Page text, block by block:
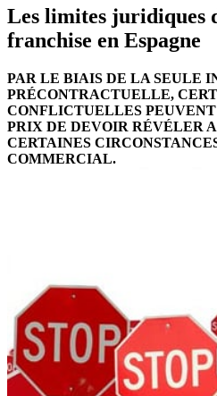
Les limites juridiques
franchise en Espagne
PAR LE BIAIS DE LA SEULE
PRÉCONTRACTUELLE,
CONFLICTUELLES
PRIX DE DEVOIR RÉVÉLER
CERTAINES
COMMERCIAL.